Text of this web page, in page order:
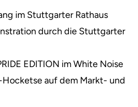
im Stuttgarter Rathaus
durch die Stuttgarter
EDITION im White Noise
Hocketse auf dem Markt- und